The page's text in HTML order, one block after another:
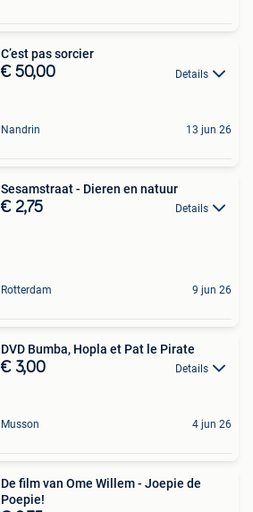
C’est pas sorcier
€ 50,00 Details
Nandrin 13 jun 26
Sesamstraat - Dieren en natuur
€ 2,75 Details
Rotterdam 9 jun 26
DVD Bumba, Hopla et Pat le Pirate
€ 3,00 Details
Musson 4 jun 26
De film van Ome Willem - Joepie de
Poepie!